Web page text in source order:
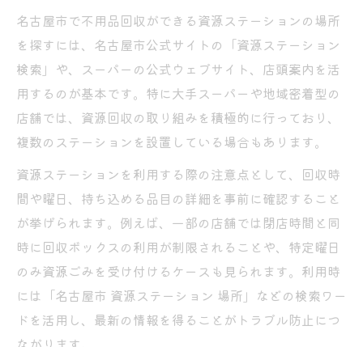
名古屋市で不用品回収ができる資源ステーションの場所
を探すには、名古屋市公式サイトの「資源ステーション
検索」や、スーパーの公式ウェブサイト、店頭案内を活
用するのが基本です。特に大手スーパーや地域密着型の
店舗では、資源回収の取り組みを積極的に行っており、
複数のステーションを設置している場合もあります。
資源ステーションを利用する際の注意点として、回収時
間や曜日、持ち込める品目の詳細を事前に確認すること
が挙げられます。例えば、一部の店舗では閉店時間と同
時に回収ボックスの利用が制限されることや、特定曜日
のみ資源ごみを受け付けるケースも見られます。利用時
には「名古屋市 資源ステーション 場所」などの検索ワー
ドを活用し、最新の情報を得ることがトラブル防止につ